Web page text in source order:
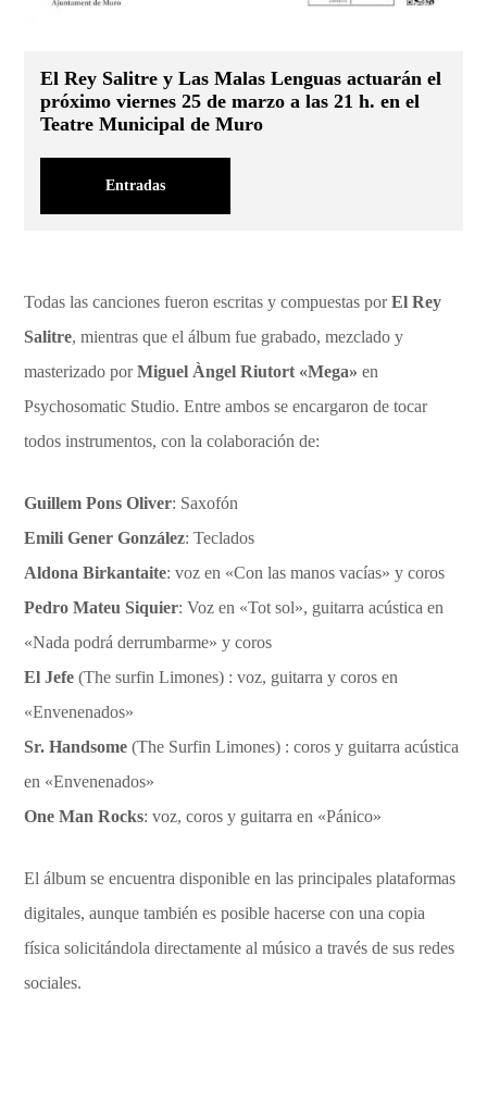
El Rey Salitre y Las Malas Lenguas actuarán el
próximo viernes 25 de marzo a las 21 h. en el
Teatre Municipal de Muro
Entradas
Todas las canciones fueron escritas y compuestas porEl Rey
Salitre, mientras que el álbum fue grabado, mezclado y
masterizado porMiguel Àngel Riutort «Mega» en
Psychosomatic Studio. Entre ambos se encargaron de tocar
todos instrumentos, con la colaboración de:
Guillem Pons Oliver: Saxofón
Emili Gener González: Teclados
Aldona Birkantaite: voz en «Con las manos vacías» y coros
Pedro Mateu Siquier: Voz en «Tot sol», guitarra acústica en
«Nada podrá derrumbarme» y coros
El Jefe(The surfin Limones) : voz, guitarra y coros en
«Envenenados»
Sr. Handsome (The Surfin Limones) : coros y guitarra acústica
en «Envenenados»
One Man Rocks: voz, coros y guitarra en «Pánico»
El álbum se encuentra disponible en las principales plataformas
digitales, aunque también es posible hacerse con una copia
física solicitándola directamente al músico a través de sus redes
sociales.